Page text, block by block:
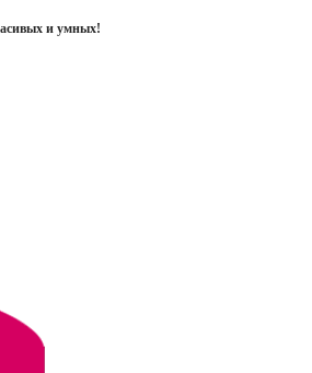
и умных!